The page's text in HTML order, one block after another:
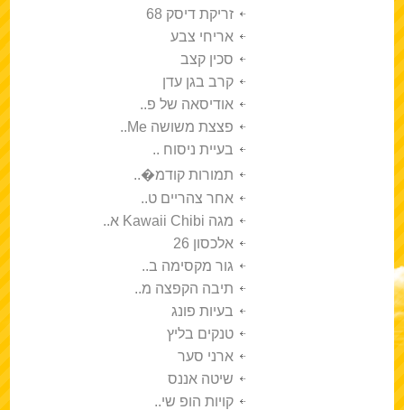
זריקת דיסק 68
אריחי צבע
סכין קצב
קרב בגן עדן
אודיסאה של פ..
פצצת משושה Me..
בעיית ניסוח ..
תמורות קודמ�..
אחר צהריים ט..
מגה Kawaii Chibi א..
אלכסון 26
גור מקסימה ב..
תיבה הקפצה מ..
בעיות פונג
טנקים בליץ
ארני סער
שיטה אננס
קויות הופ שי..